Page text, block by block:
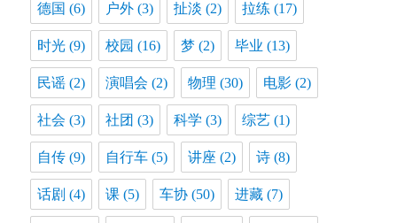
德国 (6) 户外 (3) 扯淡 (2) 拉练 (17)
时光 (9) 校园 (16) 梦 (2) 毕业 (13)
民谣 (2) 演唱会 (2) 物理 (30) 电影 (2)
社会 (3) 社团 (3) 科学 (3) 综艺 (1)
自传 (9) 自行车 (5) 讲座 (2) 诗 (8)
话剧 (4) 课 (5) 车协 (50) 进藏 (7)